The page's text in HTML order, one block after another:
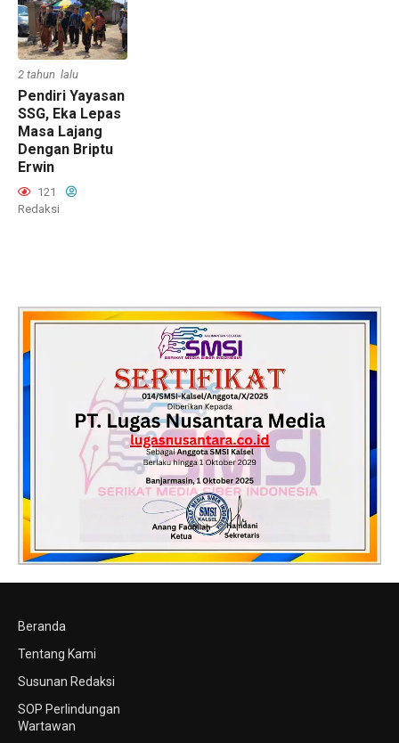
2 tahun lalu
Pendiri Yayasan
SSG, Eka Lepas
Masa Lajang
Dengan Briptu
Erwin
121
Redaksi
Beranda
Tentang Kami
Susunan Redaksi
SOP Perlindungan
Wartawan